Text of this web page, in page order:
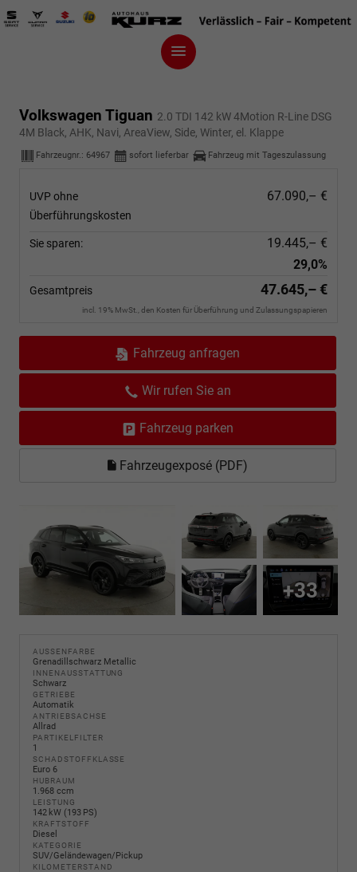
Volkswagen Tiguan 2.0 TDI 142 kW 4Motion R-Line DSG
4M Black, AHK, Navi, AreaView, Side, Winter, el. Klappe
Fahrzeugnr.: 64967 sofort lieferbar Fahrzeug mit Tageszulassung
UVP ohne
Überführungskosten
67.090,– €
Sie sparen:
19.445,– €
29,0%
Gesamtpreis 47.645,– €
incl. 19% MwSt., den Kosten für Überführung und Zulassungspapieren
Fahrzeug anfragen
Wir rufen Sie an
Fahrzeug parken
Fahrzeugexposé (PDF)
+33
AUSSENFARBE
Grenadillschwarz Metallic
INNENAUSSTATTUNG
Schwarz
GETRIEBE
Automatik
ANTRIEBSACHSE
Allrad
PARTIKELFILTER
1
SCHADSTOFFKLASSE
Euro 6
HUBRAUM
1.968 ccm
LEISTUNG
142 kW (193 PS)
KRAFTSTOFF
Diesel
KATEGORIE
SUV/Geländewagen/Pickup
KILOMETERSTAND